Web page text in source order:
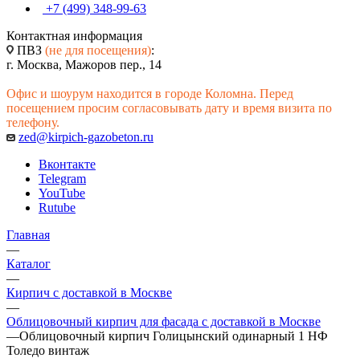
+7 (499) 348-99-63
Контактная информация
ПВЗ (не для посещения):
г. Москва, Мажоров пер., 14
Офис и шоурум находится в городе Коломна. Перед
посещением просим согласовывать дату и время визита по
телефону.
zed@kirpich-gazobeton.ru
Вконтакте
Telegram
YouTube
Rutube
Главная
—
Каталог
—
Кирпич с доставкой в Москве
—
Облицовочный кирпич для фасада с доставкой в Москве
—Облицовочный кирпич Голицынский одинарный 1 НФ
Толедо винтаж